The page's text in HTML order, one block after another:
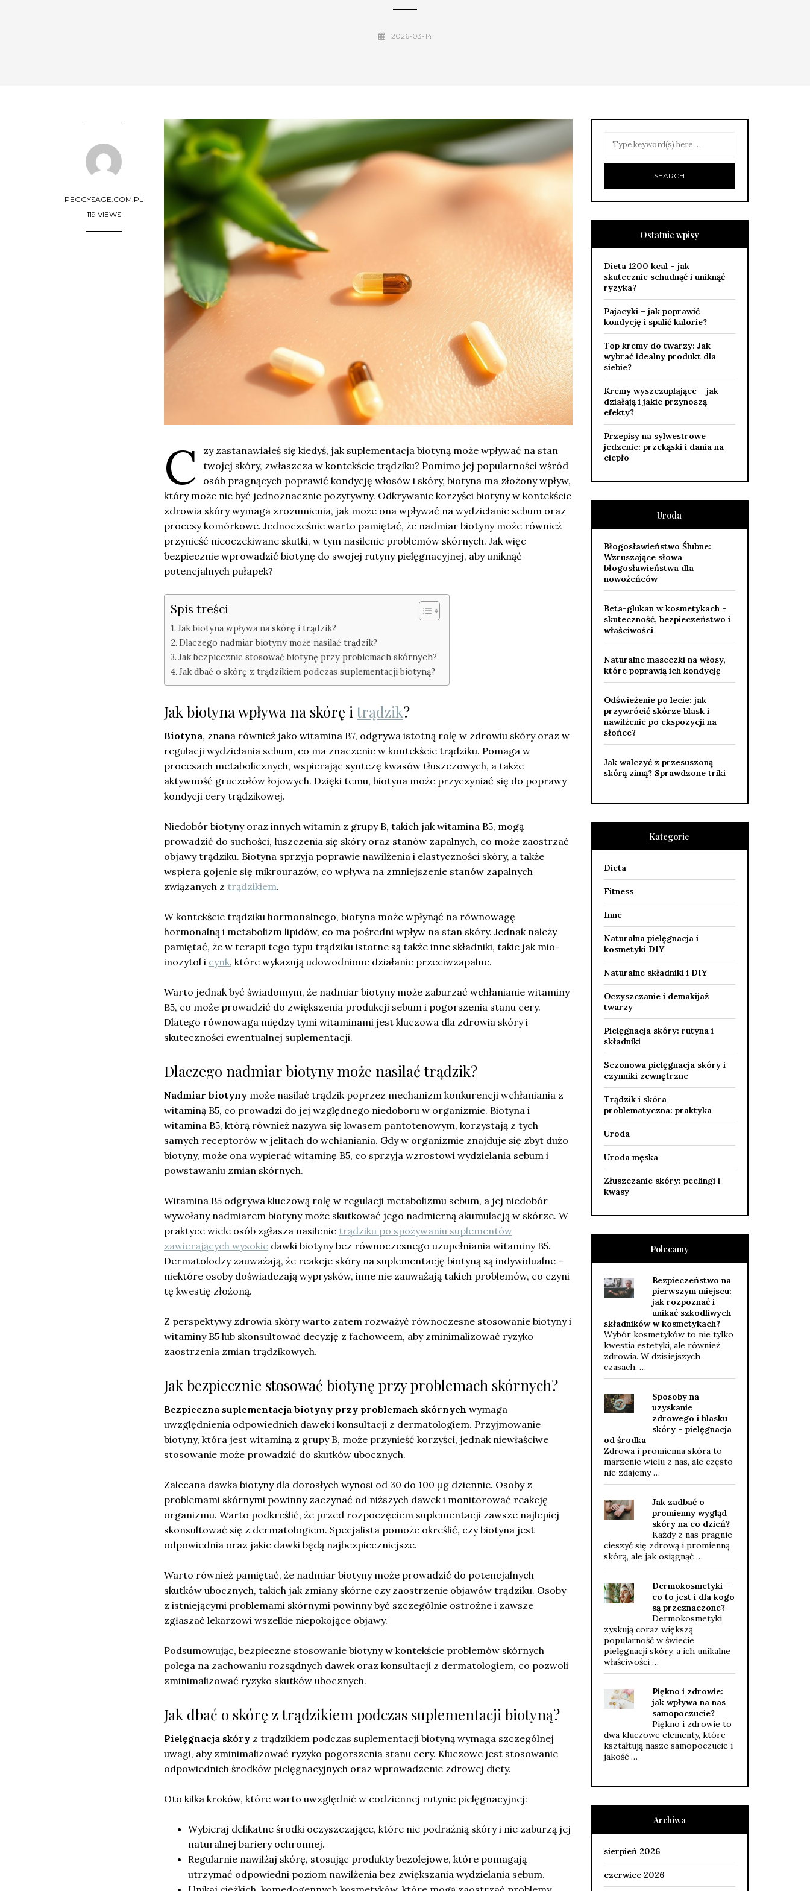
2026-03-14
PEGGYSAGE.COM.PL
119 VIEWS
C
zy zastanawiałeś się kiedyś, jak suplementacja biotyną może wpływać na stan
twojej skóry, zwłaszcza w kontekście trądziku? Pomimo jej popularności wśród
osób pragnących poprawić kondycję włosów i skóry, biotyna ma złożony wpływ,
który może nie być jednoznacznie pozytywny. Odkrywanie korzyści biotyny w kontekście
zdrowia skóry wymaga zrozumienia, jak może ona wpływać na wydzielanie sebum oraz
procesy komórkowe. Jednocześnie warto pamiętać, że nadmiar biotyny może również
przynieść nieoczekiwane skutki, w tym nasilenie problemów skórnych. Jak więc
bezpiecznie wprowadzić biotynę do swojej rutyny pielęgnacyjnej, aby uniknąć
potencjalnych pułapek?
Spis treści
Jak biotyna wpływa na skórę i trądzik?
Dlaczego nadmiar biotyny może nasilać trądzik?
Jak bezpiecznie stosować biotynę przy problemach skórnych?
Jak dbać o skórę z trądzikiem podczas suplementacji biotyną?
Jak biotyna wpływa na skórę i trądzik?
Biotyna, znana również jako witamina B7, odgrywa istotną rolę w zdrowiu skóry oraz w
regulacji wydzielania sebum, co ma znaczenie w kontekście trądziku. Pomaga w
procesach metabolicznych, wspierając syntezę kwasów tłuszczowych, a także
aktywność gruczołów łojowych. Dzięki temu, biotyna może przyczyniać się do poprawy
kondycji cery trądzikowej.
Niedobór biotyny oraz innych witamin z grupy B, takich jak witamina B5, mogą
prowadzić do suchości, łuszczenia się skóry oraz stanów zapalnych, co może zaostrzać
objawy trądziku. Biotyna sprzyja poprawie nawilżenia i elastyczności skóry, a także
wspiera gojenie się mikrourazów, co wpływa na zmniejszenie stanów zapalnych
związanych z trądzikiem.
W kontekście trądziku hormonalnego, biotyna może wpłynąć na równowagę
hormonalną i metabolizm lipidów, co ma pośredni wpływ na stan skóry. Jednak należy
pamiętać, że w terapii tego typu trądziku istotne są także inne składniki, takie jak mio-
inozytol i cynk, które wykazują udowodnione działanie przeciwzapalne.
Warto jednak być świadomym, że nadmiar biotyny może zaburzać wchłanianie witaminy
B5, co może prowadzić do zwiększenia produkcji sebum i pogorszenia stanu cery.
Dlatego równowaga między tymi witaminami jest kluczowa dla zdrowia skóry i
skuteczności ewentualnej suplementacji.
Dlaczego nadmiar biotyny może nasilać trądzik?
Nadmiar biotyny może nasilać trądzik poprzez mechanizm konkurencji wchłaniania z
witaminą B5, co prowadzi do jej względnego niedoboru w organizmie. Biotyna i
witamina B5, którą również nazywa się kwasem pantotenowym, korzystają z tych
samych receptorów w jelitach do wchłaniania. Gdy w organizmie znajduje się zbyt dużo
biotyny, może ona wypierać witaminę B5, co sprzyja wzrostowi wydzielania sebum i
powstawaniu zmian skórnych.
Witamina B5 odgrywa kluczową rolę w regulacji metabolizmu sebum, a jej niedobór
wywołany nadmiarem biotyny może skutkować jego nadmierną akumulacją w skórze. W
praktyce wiele osób zgłasza nasilenie trądziku po spożywaniu suplementów
zawierających wysokie dawki biotyny bez równoczesnego uzupełniania witaminy B5.
Dermatolodzy zauważają, że reakcje skóry na suplementację biotyną są indywidualne –
niektóre osoby doświadczają wyprysków, inne nie zauważają takich problemów, co czyni
tę kwestię złożoną.
Z perspektywy zdrowia skóry warto zatem rozważyć równoczesne stosowanie biotyny i
witaminy B5 lub skonsultować decyzję z fachowcem, aby zminimalizować ryzyko
zaostrzenia zmian trądzikowych.
Jak bezpiecznie stosować biotynę przy problemach skórnych?
Bezpieczna suplementacja biotyny przy problemach skórnych wymaga
uwzględnienia odpowiednich dawek i konsultacji z dermatologiem. Przyjmowanie
biotyny, która jest witaminą z grupy B, może przynieść korzyści, jednak niewłaściwe
stosowanie może prowadzić do skutków ubocznych.
Zalecana dawka biotyny dla dorosłych wynosi od 30 do 100 µg dziennie. Osoby z
problemami skórnymi powinny zaczynać od niższych dawek i monitorować reakcję
organizmu. Warto podkreślić, że przed rozpoczęciem suplementacji zawsze najlepiej
skonsultować się z dermatologiem. Specjalista pomoże określić, czy biotyna jest
odpowiednia oraz jakie dawki będą najbezpieczniejsze.
Warto również pamiętać, że nadmiar biotyny może prowadzić do potencjalnych
skutków ubocznych, takich jak zmiany skórne czy zaostrzenie objawów trądziku. Osoby
z istniejącymi problemami skórnymi powinny być szczególnie ostrożne i zawsze
zgłaszać lekarzowi wszelkie niepokojące objawy.
Podsumowując, bezpieczne stosowanie biotyny w kontekście problemów skórnych
polega na zachowaniu rozsądnych dawek oraz konsultacji z dermatologiem, co pozwoli
zminimalizować ryzyko skutków ubocznych.
Jak dbać o skórę z trądzikiem podczas suplementacji biotyną?
Pielęgnacja skóry z trądzikiem podczas suplementacji biotyną wymaga szczególnej
uwagi, aby zminimalizować ryzyko pogorszenia stanu cery. Kluczowe jest stosowanie
odpowiednich środków pielęgnacyjnych oraz wprowadzenie zdrowej diety.
Oto kilka kroków, które warto uwzględnić w codziennej rutynie pielęgnacyjnej:
Wybieraj delikatne środki oczyszczające, które nie podrażnią skóry i nie zaburzą jej
naturalnej bariery ochronnej.
Regularnie nawilżaj skórę, stosując produkty bezolejowe, które pomagają
utrzymać odpowiedni poziom nawilżenia bez zwiększania wydzielania sebum.
Ostatnie wpisy
Dieta 1200 kcal – jak
skutecznie schudnąć i uniknąć
ryzyka?
Pajacyki – jak poprawić
kondycję i spalić kalorie?
Top kremy do twarzy: Jak
wybrać idealny produkt dla
siebie?
Kremy wyszczuplające – jak
działają i jakie przynoszą
efekty?
Przepisy na sylwestrowe
jedzenie: przekąski i dania na
ciepło
Uroda
Błogosławieństwo Ślubne:
Wzruszające słowa
błogosławieństwa dla
nowożeńców
Beta-glukan w kosmetykach –
skuteczność, bezpieczeństwo i
właściwości
Naturalne maseczki na włosy,
które poprawią ich kondycję
Odświeżenie po lecie: jak
przywrócić skórze blask i
nawilżenie po ekspozycji na
słońce?
Jak walczyć z przesuszoną
skórą zimą? Sprawdzone triki
Kategorie
Dieta
Fitness
Inne
Naturalna pielęgnacja i
kosmetyki DIY
Naturalne składniki i DIY
Oczyszczanie i demakijaż
twarzy
Pielęgnacja skóry: rutyna i
składniki
Sezonowa pielęgnacja skóry i
czynniki zewnętrzne
Trądzik i skóra
problematyczna: praktyka
Uroda
Uroda męska
Złuszczanie skóry: peelingi i
kwasy
Polecamy
Bezpieczeństwo na
pierwszym miejscu:
jak rozpoznać i
unikać szkodliwych
składników w kosmetykach?
Wybór kosmetyków to nie tylko
kwestia estetyki, ale również
zdrowia. W dzisiejszych
czasach, …
Sposoby na
uzyskanie
zdrowego i blasku
skóry – pielęgnacja
od środka
Zdrowa i promienna skóra to
marzenie wielu z nas, ale często
nie zdajemy …
Jak zadbać o
promienny wygląd
skóry na co dzień?
Każdy z nas pragnie
cieszyć się zdrową i promienną
skórą, ale jak osiągnąć …
Dermokosmetyki –
co to jest i dla kogo
są przeznaczone?
Dermokosmetyki
zyskują coraz większą
popularność w świecie
pielęgnacji skóry, a ich unikalne
właściwości …
Piękno i zdrowie:
jak wpływa na nas
samopoczucie?
Piękno i zdrowie to
dwa kluczowe elementy, które
kształtują nasze samopoczucie i
jakość …
Archiwa
sierpień 2026
czerwiec 2026